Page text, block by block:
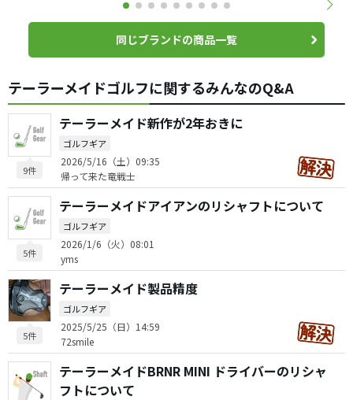
同じブランドの商品一覧
テーラーメイドゴルフに関するみんなのQ&A
9件
テーラーメイド新作が2年おきに
ゴルフギア
2026/5/16（土）09:35
帰って来た竜戦士
5件
テーラーメイドアイアンのリシャフトについて
ゴルフギア
2026/1/6（火）08:01
yms
5件
テーラーメイド製品精度
ゴルフギア
2025/5/25（日）14:59
72smile
テーラーメイドBRNR MINI ドライバーのリシャ
フトについて